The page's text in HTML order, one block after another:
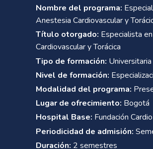
Nombre del programa:
Anestesia Cardiovascular y
Título otorgado: Especialista
Cardiovascular y Torácica
Tipo de formación: Universitaria
Nivel de formación:
Modalidad del programa:
Lugar de ofrecimiento: Bogotá
Hospital Base: Fundación
Periodicidad de admisión:
Duración: 2 semestres